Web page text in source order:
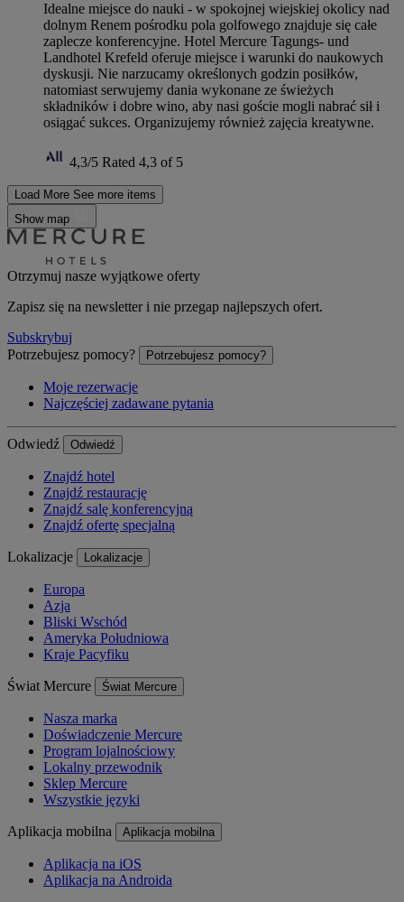
Idealne miejsce do nauki - w spokojnej wiejskiej okolicy nad
dolnym Renem pośrodku pola golfowego znajduje się całe
zaplecze konferencyjne. Hotel Mercure Tagungs- und
Landhotel Krefeld oferuje miejsce i warunki do naukowych
dyskusji. Nie narzucamy określonych godzin posiłków,
natomiast serwujemy dania wykonane ze świeżych
składników i dobre wino, aby nasi goście mogli nabrać sił i
osiągać sukces. Organizujemy również zajęcia kreatywne.
4,3/5 Rated 4,3 of 5
Load More See more items
Show map
Otrzymuj nasze wyjątkowe oferty
Zapisz się na newsletter i nie przegap najlepszych ofert.
Subskrybuj
Potrzebujesz pomocy?
Potrzebujesz pomocy?
Moje rezerwacje
Najczęściej zadawane pytania
Odwiedź Odwiedź
Znajdź hotel
Znajdź restaurację
Znajdź salę konferencyjną
Znajdź ofertę specjalną
Lokalizacje Lokalizacje
Europa
Azja
Bliski Wschód
Ameryka Południowa
Kraje Pacyfiku
Świat Mercure Świat Mercure
Nasza marka
Doświadczenie Mercure
Program lojalnościowy
Lokalny przewodnik
Sklep Mercure
Wszystkie języki
Aplikacja mobilna Aplikacja mobilna
Aplikacja na iOS
Aplikacja na Androida